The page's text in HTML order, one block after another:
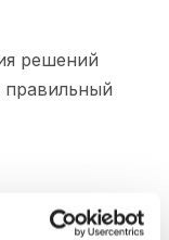
решений
правильный